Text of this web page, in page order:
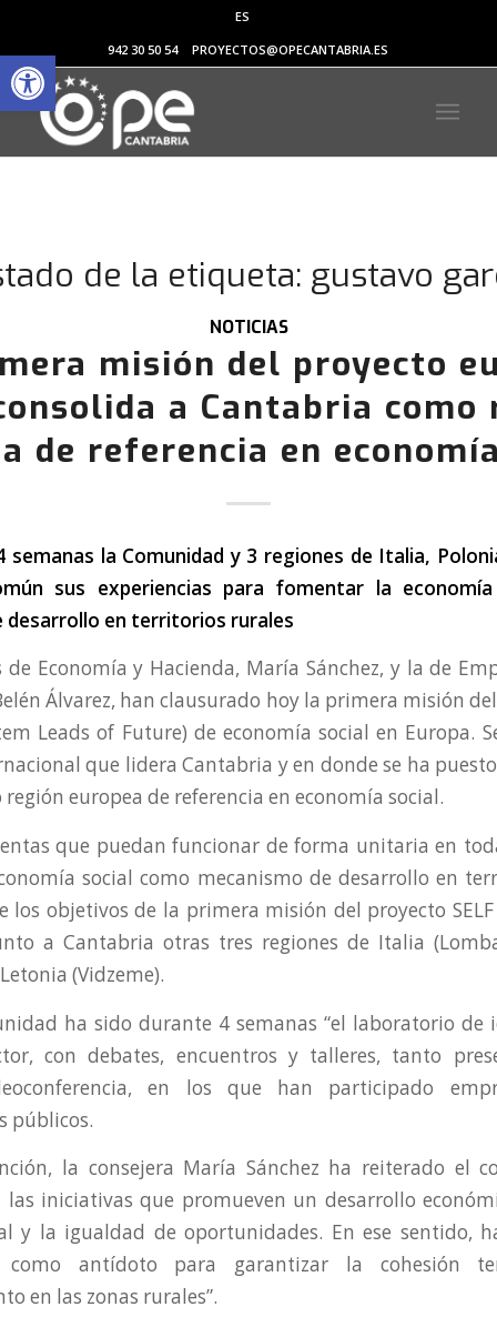
Abrir barra de herramientas
ES
942 30 50 54
PROYECTOS@OPECANTABRIA.ES
de la etiqueta: gustavo
NOTICIAS
misión del proyecto
a Cantabria como
de referencia en
semanas la Comunidad y 3 regiones de Italia,
sus experiencias para fomentar la
desarrollo en territorios rurales
de Economía y Hacienda, María Sánchez, y la de
Álvarez, han clausurado hoy la primera misión
Leads of Future) de economía social en Europa.
que lidera Cantabria y en donde se ha
europea de referencia en economía social.
que puedan funcionar de forma unitaria en
social como mecanismo de desarrollo en
los objetivos de la primera misión del proyecto
a Cantabria otras tres regiones de Italia
(Vidzeme).
ha sido durante 4 semanas “el laboratorio de
con debates, encuentros y talleres, tanto
en los que han participado
públicos.
la consejera María Sánchez ha reiterado el
las iniciativas que promueven un desarrollo
y la igualdad de oportunidades. En ese sentido,
como antídoto para garantizar la cohesión
en las zonas rurales”.